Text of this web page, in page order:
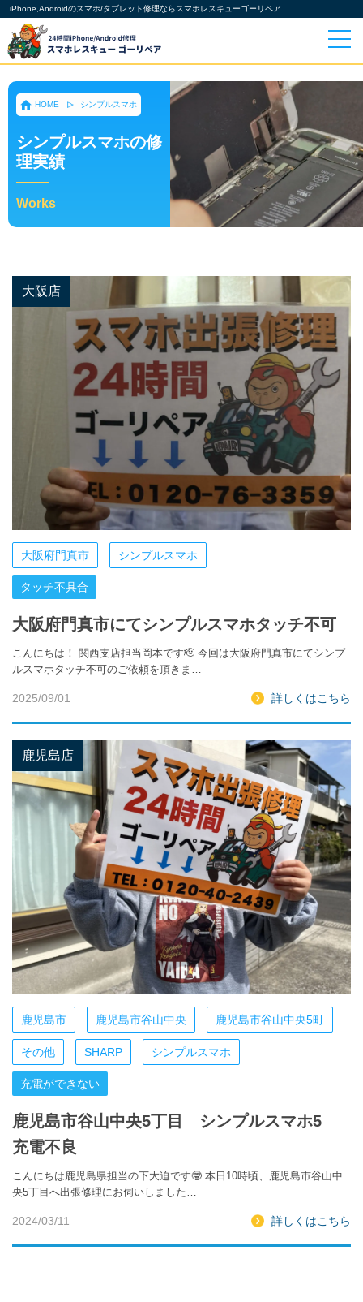
iPhone,Androidのスマホ/タブレット修理ならスマホレスキューゴーリペア
HOME シンプルスマホ
シンプルスマホの修
理実績
Works
大阪店
大阪府門真市 シンプルスマホ
タッチ不具合
大阪府門真市にてシンプルスマホタッチ不可
こんにちは！ 関西支店担当岡本です🫡 今回は大阪府門真市にてシンプ
ルスマホタッチ不可のご依頼を頂きま…
2025/09/01 詳しくはこちら
鹿児島店
鹿児島市 鹿児島市谷山中央 鹿児島市谷山中央5町
その他 SHARP シンプルスマホ
充電ができない
鹿児島市谷山中央5丁目 シンプルスマホ5
充電不良
こんにちは鹿児島県担当の下大迫です🤓 本日10時頃、鹿児島市谷山中
央5丁目へ出張修理にお伺いしました…
2024/03/11 詳しくはこちら